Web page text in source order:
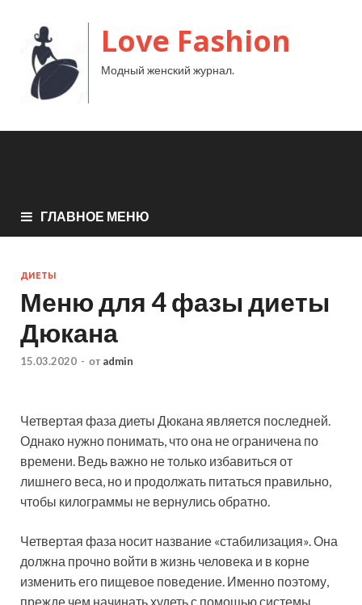
Love Fashion
Модный женский журнал.
ГЛАВНОЕ МЕНЮ
ДИЕТЫ
Меню для 4 фазы диеты
Дюкана
15.03.2020 - от admin
Четвертая фаза диеты Дюкана является последней.
Однако нужно понимать, что она не ограничена по
времени. Ведь важно не только избавиться от
лишнего веса, но и продолжать питаться правильно,
чтобы килограммы не вернулись обратно.
Четвертая фаза носит название «стабилизация». Она
должна прочно войти в жизнь человека и в корне
изменить его пищевое поведение. Именно поэтому,
прежде чем начинать худеть с помощью системы